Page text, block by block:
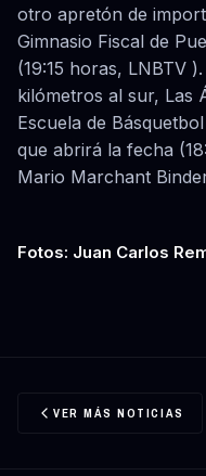
otro apretón de
Gimnasio Fiscal de
(19:15 horas, LNBTV
kilómetros al sur, Las
Escuela de
que abrirá la fecha
Mario Marchant
Fotos: Juan Carlos
VER MÁS NOTICIAS